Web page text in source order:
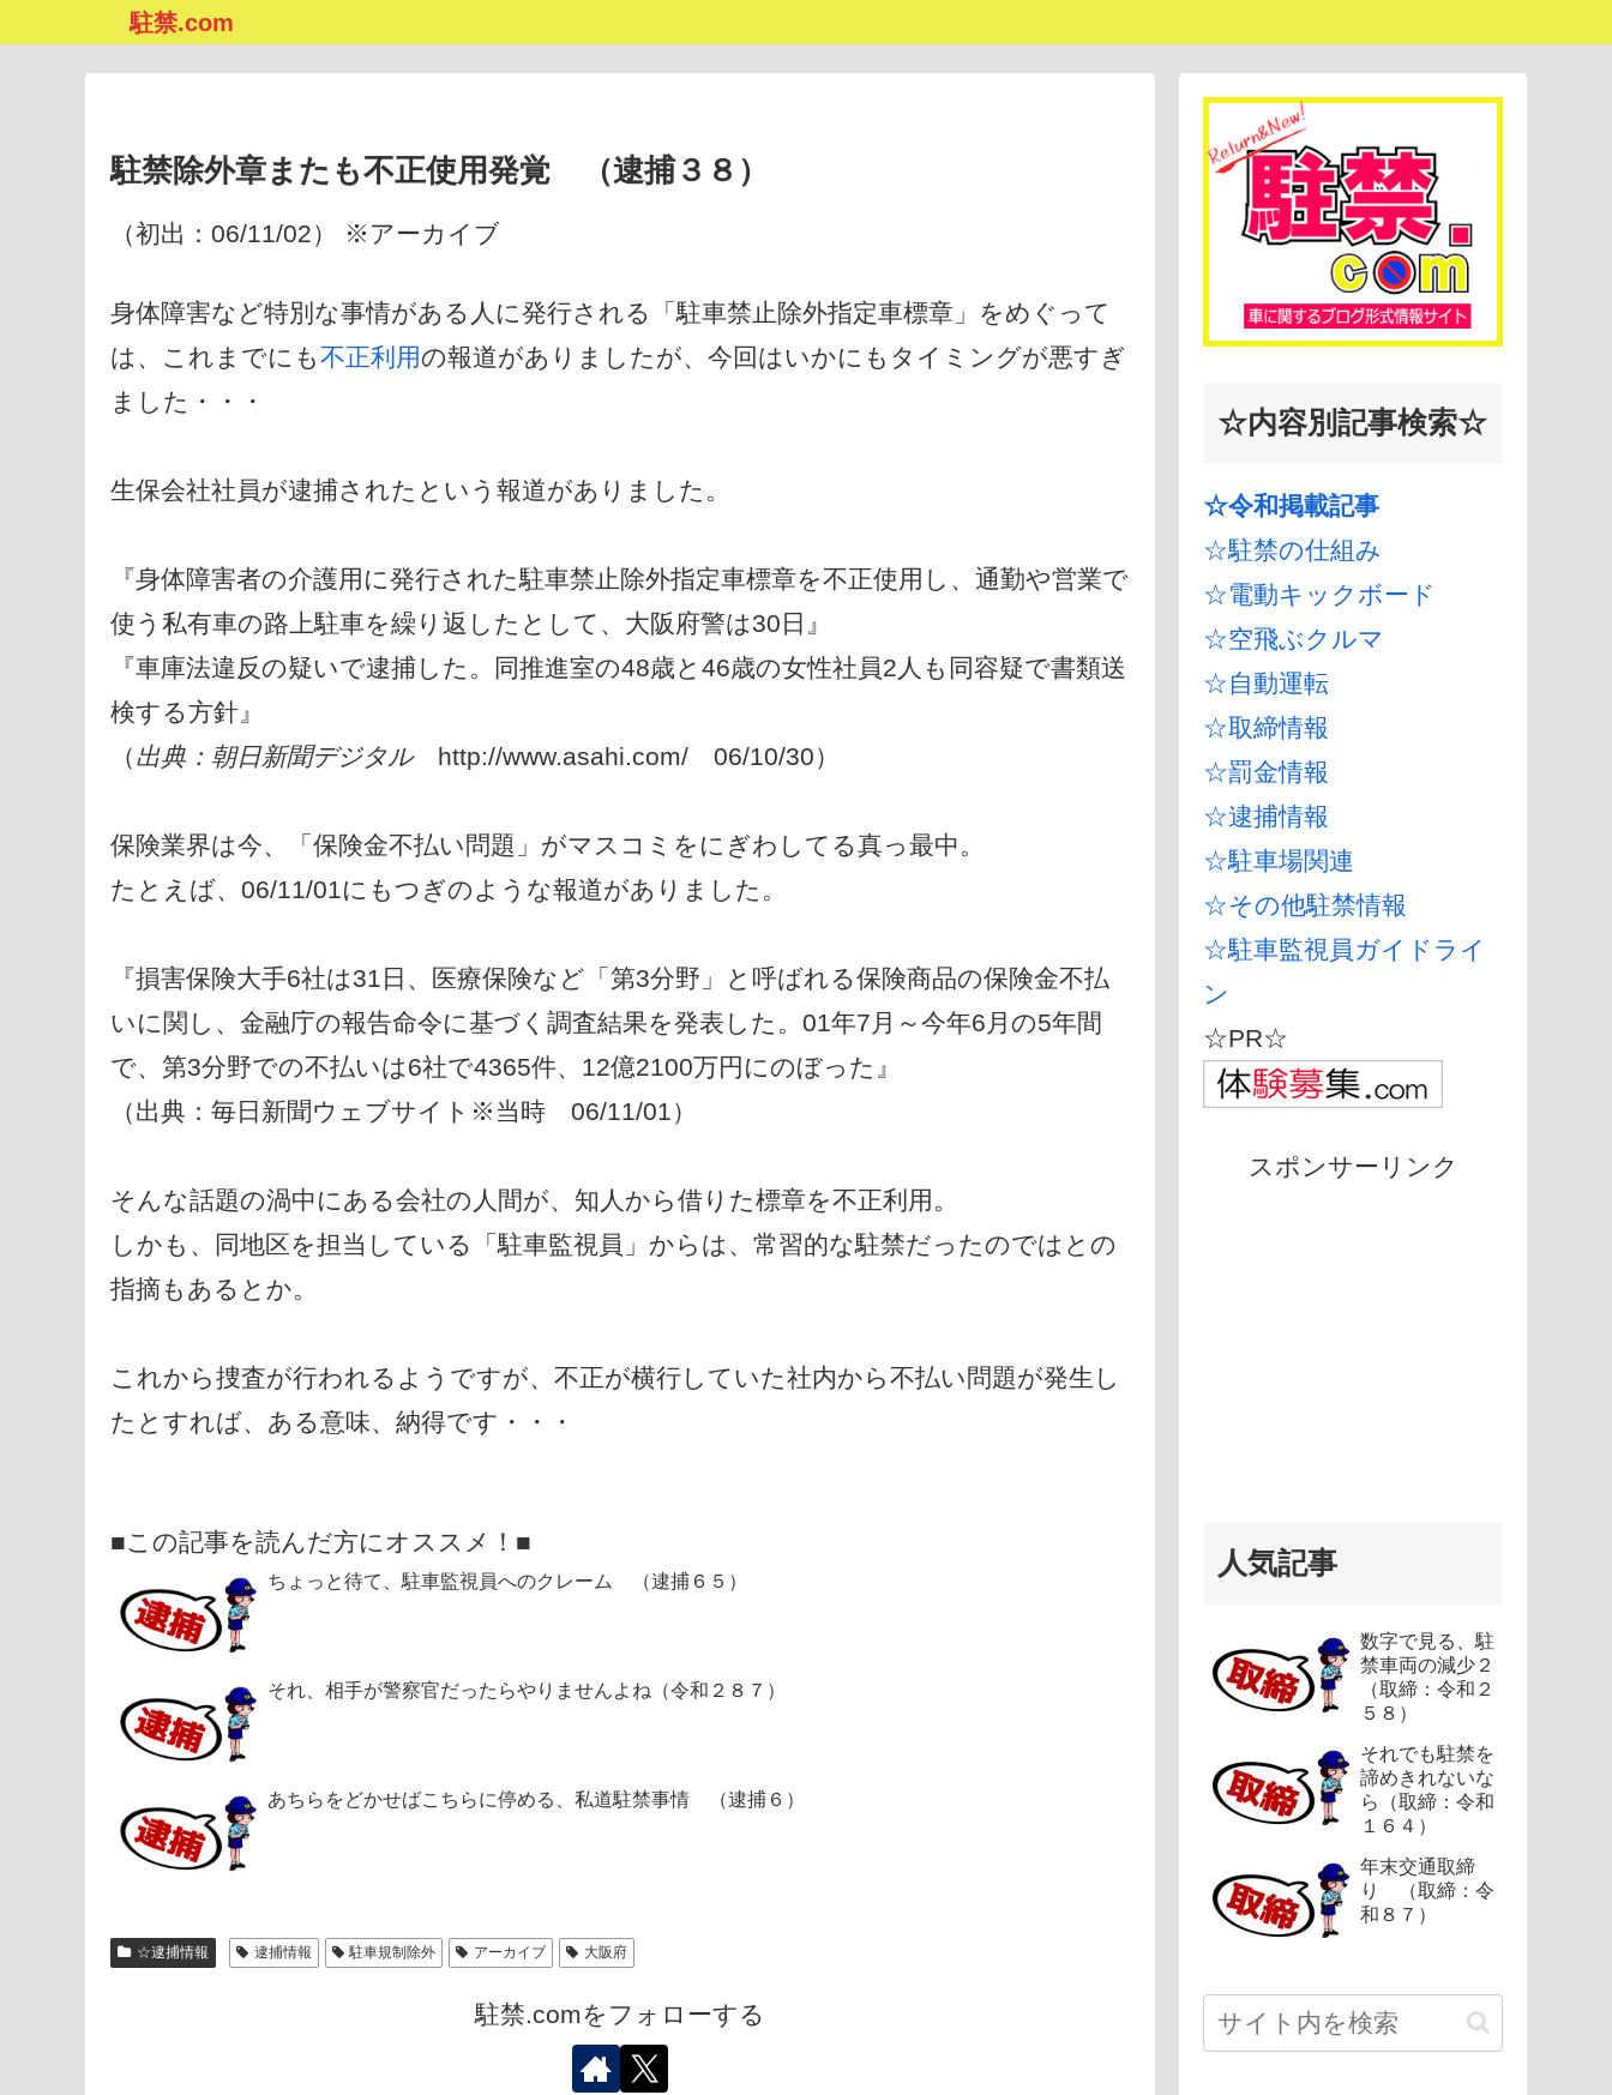
駐禁.com
駐禁除外章またも不正使用発覚 （逮捕３８）
（初出：06/11/02） ※アーカイブ
身体障害など特別な事情がある人に発行される「駐車禁止除外指定車標章」をめぐって
は、これまでにも不正利用の報道がありましたが、今回はいかにもタイミングが悪すぎ
ました・・・
生保会社社員が逮捕されたという報道がありました。
『身体障害者の介護用に発行された駐車禁止除外指定車標章を不正使用し、通勤や営業で
使う私有車の路上駐車を繰り返したとして、大阪府警は30日』
『車庫法違反の疑いで逮捕した。同推進室の48歳と46歳の女性社員2人も同容疑で書類送
検する方針』
（出典：朝日新聞デジタル http://www.asahi.com/ 06/10/30）
保険業界は今、「保険金不払い問題」がマスコミをにぎわしてる真っ最中。
たとえば、06/11/01にもつぎのような報道がありました。
『損害保険大手6社は31日、医療保険など「第3分野」と呼ばれる保険商品の保険金不払
いに関し、金融庁の報告命令に基づく調査結果を発表した。01年7月～今年6月の5年間
で、第3分野での不払いは6社で4365件、12億2100万円にのぼった』
（出典：毎日新聞ウェブサイト※当時 06/11/01）
そんな話題の渦中にある会社の人間が、知人から借りた標章を不正利用。
しかも、同地区を担当している「駐車監視員」からは、常習的な駐禁だったのではとの
指摘もあるとか。
これから捜査が行われるようですが、不正が横行していた社内から不払い問題が発生し
たとすれば、ある意味、納得です・・・
■この記事を読んだ方にオススメ！■
ちょっと待て、駐車監視員へのクレーム （逮捕６５）
それ、相手が警察官だったらやりませんよね（令和２８７）
あちらをどかせばこちらに停める、私道駐禁事情 （逮捕６）
☆逮捕情報 逮捕情報 駐車規制除外 アーカイブ 大阪府
駐禁.comをフォローする
☆内容別記事検索☆
☆令和掲載記事
☆駐禁の仕組み
☆電動キックボード
☆空飛ぶクルマ
☆自動運転
☆取締情報
☆罰金情報
☆逮捕情報
☆駐車場関連
☆その他駐禁情報
☆駐車監視員ガイドライ
ン
☆PR☆
スポンサーリンク
人気記事
数字で見る、駐
禁車両の減少２
（取締：令和２
５８）
それでも駐禁を
諦めきれないな
ら（取締：令和
１６４）
年末交通取締
り （取締：令
和８７）